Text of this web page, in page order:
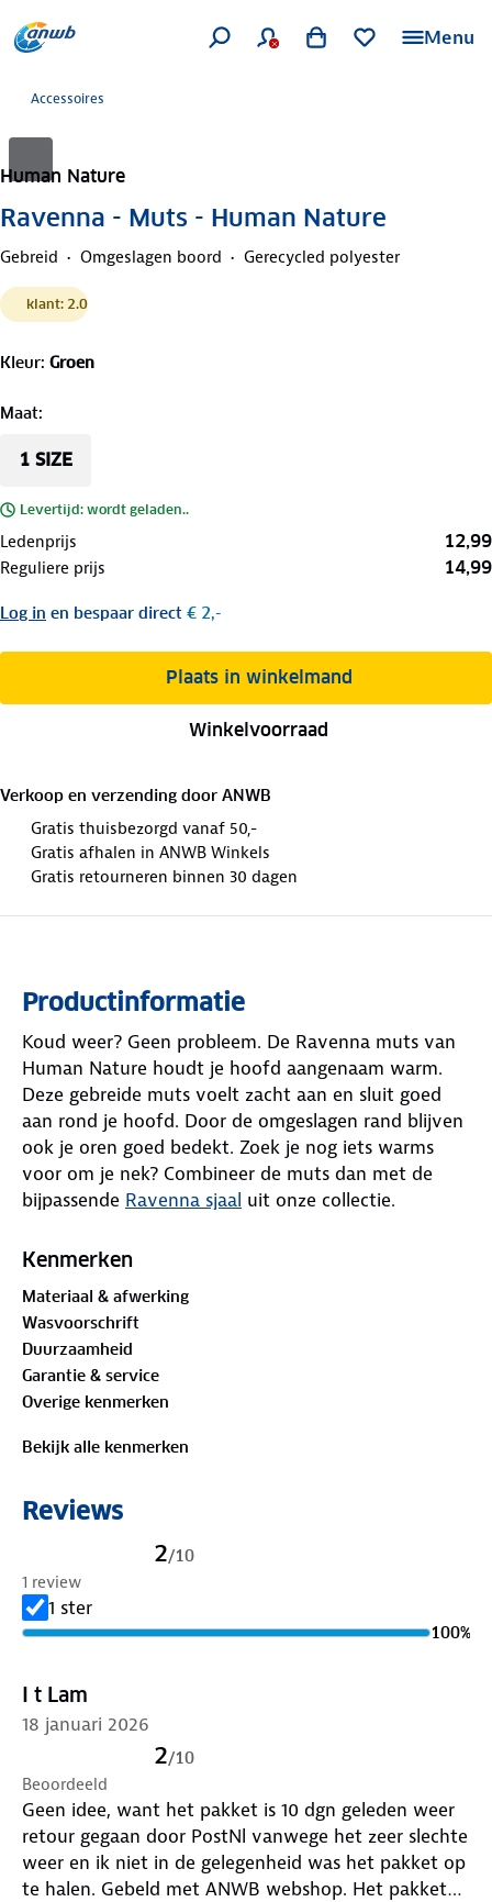
Menu
Accessoires
Human Nature
Ravenna - Muts - Human Nature
Gebreid Omgeslagen boord Gerecycled polyester
klant: 2.0
Kleur: Groen
Maat:
1 SIZE
Levertijd: wordt geladen..
Ledenprijs 12,99
Reguliere prijs 14,99
Log in en bespaar direct € 2,-
Plaats in winkelmand
Winkelvoorraad
Verkoop en verzending door ANWB
Gratis thuisbezorgd vanaf 50,-
Gratis afhalen in ANWB Winkels
Gratis retourneren binnen 30 dagen
Productinformatie
Koud weer? Geen probleem. De Ravenna muts van
Human Nature houdt je hoofd aangenaam warm.
Deze gebreide muts voelt zacht aan en sluit goed
aan rond je hoofd. Door de omgeslagen rand blijven
ook je oren goed bedekt. Zoek je nog iets warms
voor om je nek? Combineer de muts dan met de
bijpassende Ravenna sjaal uit onze collectie.
Bewust onderweg met hergebruikt materiaal:
6% wol, 3% elastaan
Kenmerken
Materiaal & afwerking
Wasvoorschrift
Duurzaamheid
Garantie & service
Overige kenmerken
Bekijk alle kenmerken
Reviews
2/10
1 review
1 ster
100%
I t Lam
18 januari 2026
2/10
Beoordeeld
Geen idee, want het pakket is 10 dgn geleden weer
retour gegaan door PostNl vanwege het zeer slechte
weer en ik niet in de gelegenheid was het pakket op
te halen. Gebeld met ANWB webshop. Het pakket